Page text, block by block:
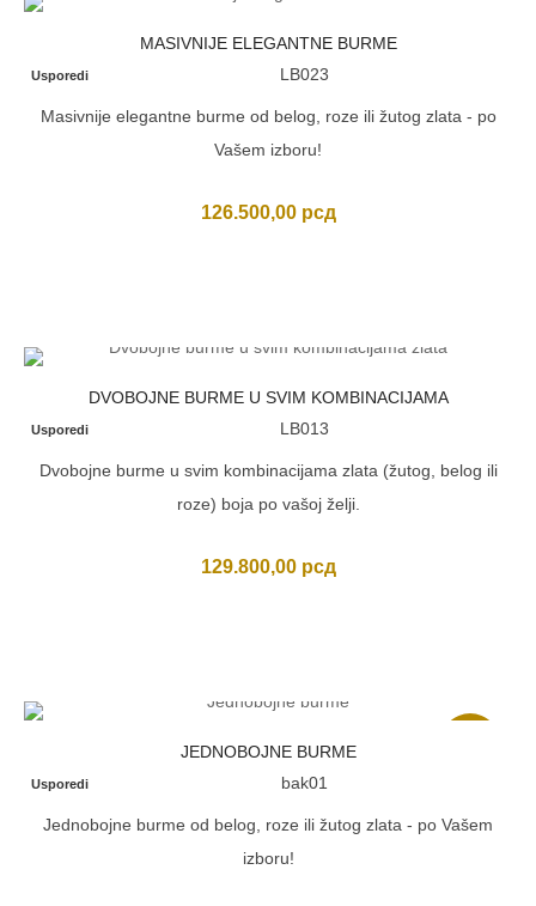
MASIVNIJE ELEGANTNE BURME
Usporedi LB023
Masivnije elegantne burme od belog, roze ili žutog zlata - po
Vašem izboru!
126.500,00 рсд
DVOBOJNE BURME U SVIM KOMBINACIJAMA
Usporedi LB013
Dvobojne burme u svim kombinacijama zlata (žutog, belog ili
roze) boja po vašoj želji.
129.800,00 рсд
JEDNOBOJNE BURME
Usporedi bak01
Jednobojne burme od belog, roze ili žutog zlata - po Vašem
izboru!